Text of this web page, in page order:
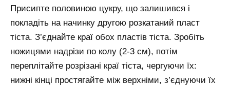
Присипте половиною цукру, що залишився і
покладіть на начинку другою розкатаний пласт
тіста. З’єднайте краї обох пластів тіста. Зробіть
ножицями надрізи по колу (2-3 см), потім
переплітайте розрізані краї тіста, чергуючи їх:
нижні кінці простягайте між верхніми, з’єднуючи їх